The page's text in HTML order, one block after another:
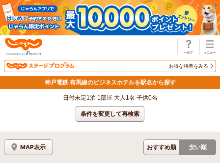
お得な特典をみる
神戸電鉄 有馬線のビジネスホテルを駅名から探す
日付未定1泊 1部屋 大人1名 子供0名
条件を変更して再検索
MAP表示 おすすめ順 安い順